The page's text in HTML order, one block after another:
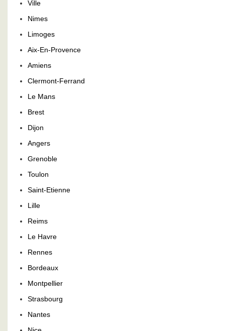
Ville
Nimes
Limoges
Aix-En-Provence
Amiens
Clermont-Ferrand
Le Mans
Brest
Dijon
Angers
Grenoble
Toulon
Saint-Etienne
Lille
Reims
Le Havre
Rennes
Bordeaux
Montpellier
Strasbourg
Nantes